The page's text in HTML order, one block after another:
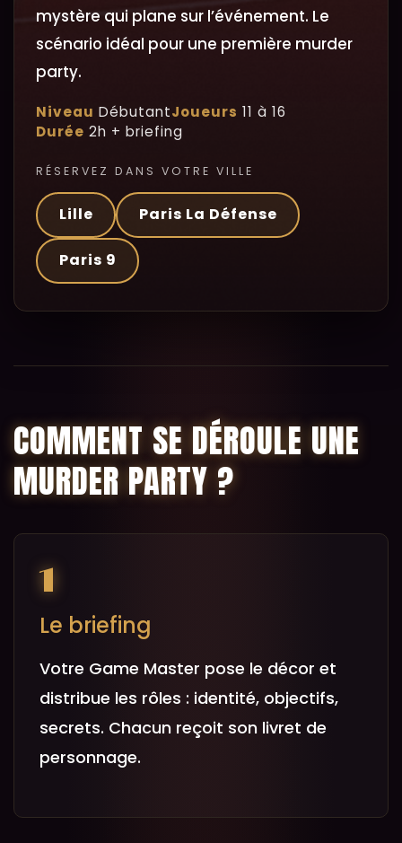
mystère qui plane sur l’événement. Le
scénario idéal pour une première murder
party.
Niveau DébutantJoueurs 11 à 16
Durée 2h + briefing
RÉSERVEZ DANS VOTRE VILLE
Lille Paris La Défense
Paris 9
COMMENT SE DÉROULE UNE
MURDER PARTY ?
1
Le briefing
Votre Game Master pose le décor et
distribue les rôles : identité, objectifs,
secrets. Chacun reçoit son livret de
personnage.